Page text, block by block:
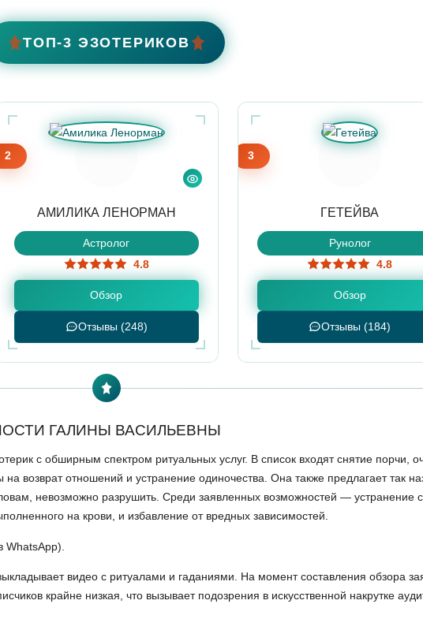
ТОП-3 ЭЗОТЕРИКОВ
2
АМИЛИКА ЛЕНОРМАН
Астролог
4.8
Обзор
Отзывы (248)
3
ГЕТЕЙВА
Рунолог
4.8
Обзор
Отзывы (184)
ГАЛИНЫ ВАСИЛЬЕВНЫ
с обширным спектром ритуальных услуг. В список входят снятие порчи,
на возврат отношений и устранение одиночества. Она также предлагает так
невозможно разрушить. Среди заявленных возможностей — устранение
на крови, и избавление от вредных зависимостей.
WhatsApp).
видео с ритуалами и гаданиями. На момент составления обзора
крайне низкая, что вызывает подозрения в искусственной накрутке